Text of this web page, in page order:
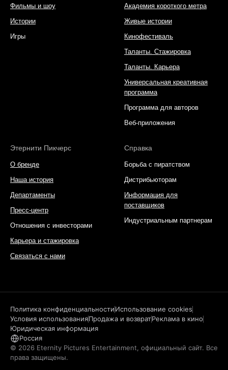
Фильмы и шоу
Истории
Игры
Академия короткого метра
Живые истории
Кинофестиваль
Таланты. Стажировка
Таланты. Карьера
Универсальная креативная
программа
Программа для авторов
Веб-приложения
Этернити Пикчерс
О бренде
Наша история
Департаменты
Пресс-центр
Отношения с инвесторами
Карьера и стажировка
Связаться с нами
Справка
Борьба с пиратством
Дистрибьюторам
Информация для
поставщиков
Индустриальным партнерам
Политика конфиденциальностиИспользование cookies
Условия использованияПродажа и возвратРеклама в кино
Юридическая информация
Россия
© 2026 Eternity Pictures Entertainment, официальный сайт. Все
права защищены.